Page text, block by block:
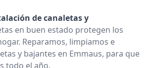
de canaletas y
en buen estado protegen los
Reparamos, limpiamos e
y bajantes en Emmaus, para que
todo el año.